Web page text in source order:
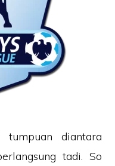
tumpuan diantara
tadi. So